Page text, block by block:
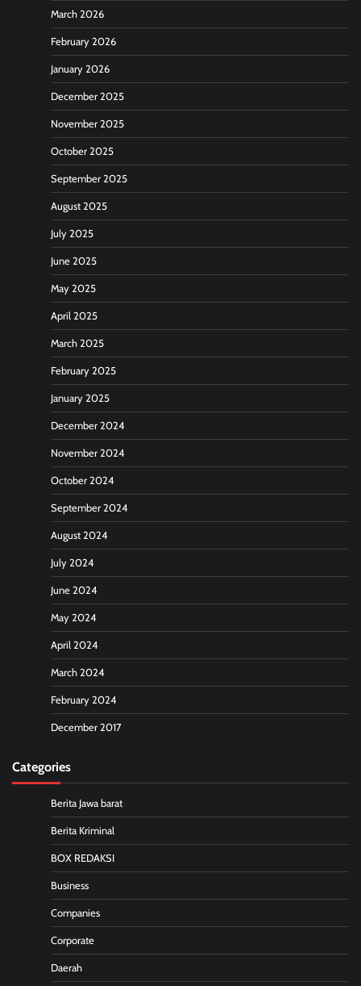
March 2026
February 2026
January 2026
December 2025
November 2025
October 2025
September 2025
August 2025
July 2025
June 2025
May 2025
April 2025
March 2025
February 2025
January 2025
December 2024
November 2024
October 2024
September 2024
August 2024
July 2024
June 2024
May 2024
April 2024
March 2024
February 2024
December 2017
Categories
Berita Jawa barat
Berita Kriminal
BOX REDAKSI
Business
Companies
Corporate
Daerah